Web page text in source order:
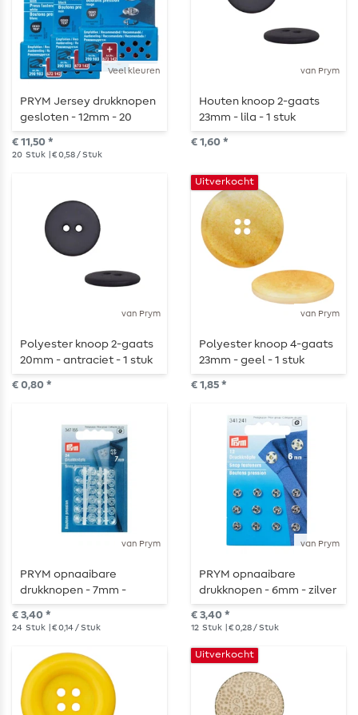
Veel kleuren
PRYM Jersey drukknopen
gesloten - 12mm - 20
stuks
€ 11,50 *
20 Stuk | € 0,58 / Stuk
van Prym
Houten knoop 2-gaats
23mm - lila - 1 stuk
€ 1,60 *
van Prym
Polyester knoop 2-gaats
20mm - antraciet - 1 stuk
€ 0,80 *
van Prym
Uitverkocht
Polyester knoop 4-gaats
23mm - geel - 1 stuk
€ 1,85 *
van Prym
PRYM opnaaibare
drukknopen - 7mm -
transparant - 24 stuks
€ 3,40 *
24 Stuk | € 0,14 / Stuk
van Prym
PRYM opnaaibare
drukknopen - 6mm - zilver
- 12 stuks
€ 3,40 *
12 Stuk | € 0,28 / Stuk
Uitverkocht